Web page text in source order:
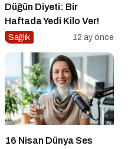
Düğün Diyeti: Bir
Haftada Yedi Kilo Ver!
Sağlık 12 ay önce
16 Nisan Dünya Ses